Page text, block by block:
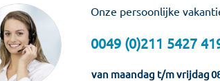
Onze persoonlijke
0049 (0)211 5427
van maandag t/m vrijdag